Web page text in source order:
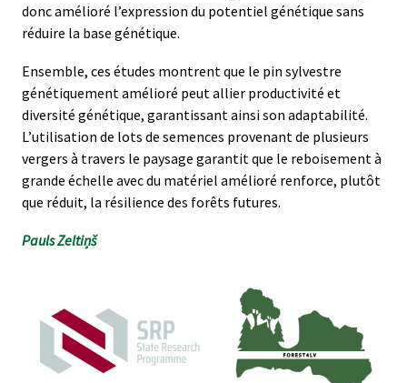
donc amélioré l’expression du potentiel génétique sans
réduire la base génétique.
Ensemble, ces études montrent que le pin sylvestre
génétiquement amélioré peut allier productivité et
diversité génétique, garantissant ainsi son adaptabilité.
L’utilisation de lots de semences provenant de plusieurs
vergers à travers le paysage garantit que le reboisement à
grande échelle avec du matériel amélioré renforce, plutôt
que réduit, la résilience des forêts futures.
Pauls Zeltiņš